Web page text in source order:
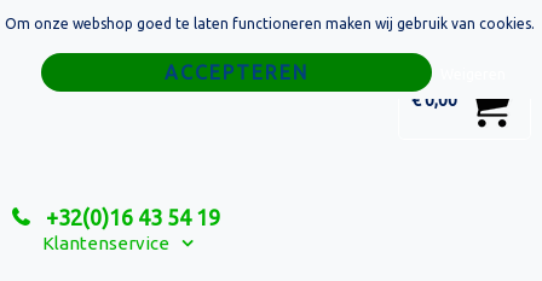
€ 0,00
+32(0)16 43 54 19
Klantenservice
Home
Relatiegeschenken
Om onze webshop goed te laten functioneren maken wij gebruik van cookies.